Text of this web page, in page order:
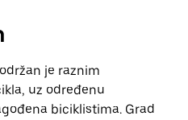
je raznim
uz određenu
biciklistima. Grad